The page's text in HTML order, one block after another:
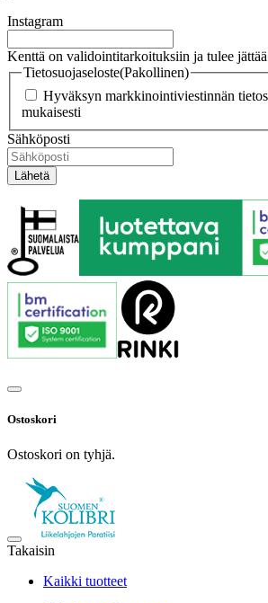
Instagram
Kenttä on validointitarkoituksiin ja tulee
Tietosuojaseloste(Pakollinen)
Hyväksyn markkinointiviestinnän
mukaisesti
Sähköposti
Ostoskori
Ostoskori on tyhjä.
Takaisin
Kaikki tuotteet